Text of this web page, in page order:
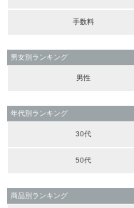
手数料
男女別ランキング
男性
年代別ランキング
30代
50代
商品別ランキング